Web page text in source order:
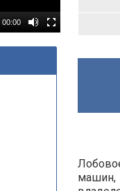
00:00
машин,